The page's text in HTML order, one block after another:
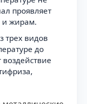
проявляет
и жирам.
трех видов
до